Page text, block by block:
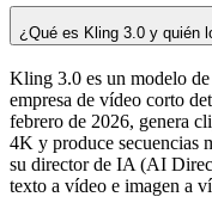
¿Qué es Kling 3.0 y quién
Kling 3.0 es un modelo
empresa de vídeo corto
febrero de 2026, genera
4K y produce secuencias
su director de IA (AI
texto a vídeo e imagen a